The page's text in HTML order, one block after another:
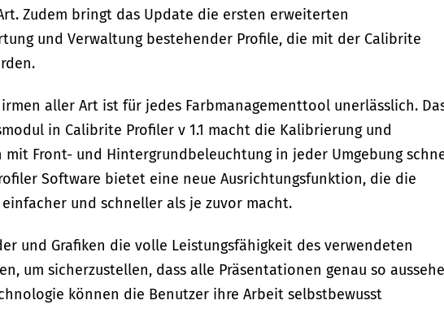
Zudem bringt das Update die ersten erweiterten
und Verwaltung bestehender Profile, die mit der Calibrite
aller Art ist für jedes Farbmanagementtool unerlässlich.
in Calibrite Profiler v 1.1 macht die Kalibrierung und
mit Front- und Hintergrundbeleuchtung in jeder Umgebung
Software bietet eine neue Ausrichtungsfunktion, die die
einfacher und schneller als je zuvor macht.
und Grafiken die volle Leistungsfähigkeit des verwendeten
um sicherzustellen, dass alle Präsentationen genau so
können die Benutzer ihre Arbeit selbstbewusst